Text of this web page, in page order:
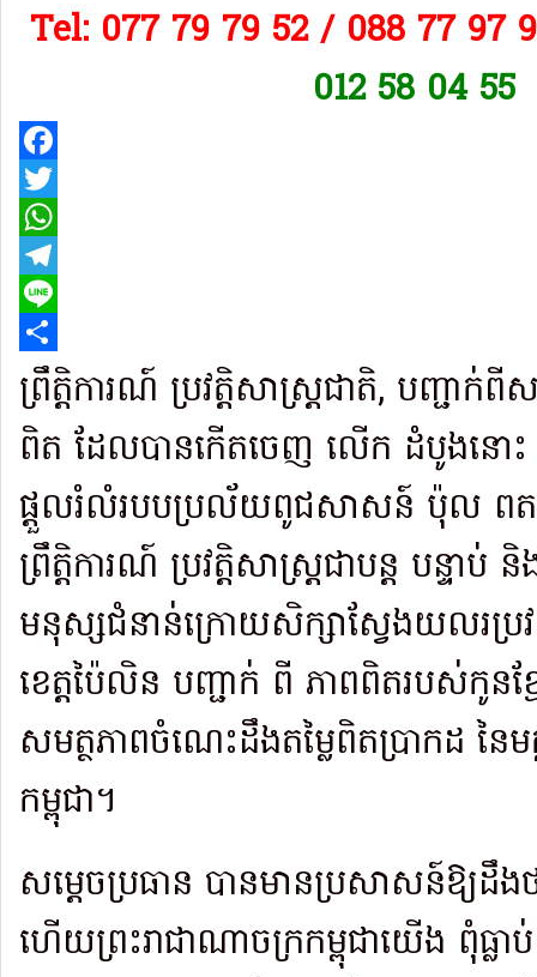
Tel: 077 79 79 52 / 088 77 97
012 58 04 55
Facebook
Twitter
WhatsApp
Telegram
Line
Share
ព្រឹត្តិការណ៍ ប្រវត្តិសាស្រ្តជាតិ, បញ្ជាក់ពីស
ពិត ដែលបានកើតចេញ លើក ដំបូងនោះ
ផ្ដួលរំលំរបបប្រល័យពូជសាសន៍ ប៉ុល ពត
ព្រឹត្តិការណ៍ ប្រវត្តិសាស្រ្តជាបន្ត បន្ទាប់
មនុស្សជំនាន់ក្រោយសិក្សាស្វែងយលរប្រ
ខេត្តប៉ៃលិន បញ្ជាក់ ពី ភាពពិតរបស់កូន
សមត្ថភាពចំណេះដឹងតម្លៃពិតប្រាកដ នៃ
កម្ពុជា។
សម្តេចប្រធាន បានមានប្រសាសន៍ឱ្យដឹង
ហើយព្រះរាជាណាចក្រកម្ពុជាយើង ពុំធ្ល